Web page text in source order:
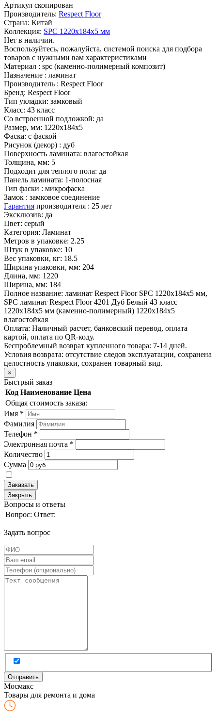
Артикул скопирован
Производитель: Respect Floor
Страна: Китай
Коллекция: SPC 1220х184х5 мм
Нет в наличии.
Воспользуйтесь, пожалуйста, системой поиска для подбора
товаров с нужными вам характеристиками
Материал : spc (каменно-полимерный композит)
Назначение : ламинат
Производитель : Respect Floor
Бренд: Respect Floor
Тип укладки: замковый
Класс: 43 класс
Со встроенной подложкой: да
Размер, мм: 1220х184х5
Фаска: с фаской
Рисунок (декор) : дуб
Поверхность ламината: влагостойкая
Толщина, мм: 5
Подходит для теплого пола: да
Панель ламината: 1-полосная
Тип фаски : микрофаска
Замок : замковое соединение
Гарантия производителя : 25 лет
Эксклюзив: да
Цвет: серый
Категория: Ламинат
Метров в упаковке: 2.25
Штук в упаковке: 10
Вес упаковки, кг: 18.5
Ширина упаковки, мм: 204
Длина, мм: 1220
Ширина, мм: 184
Полное название: ламинат Respect Floor SPC 1220х184х5 мм,
SPC ламинат Respect Floor 4201 Дуб Белый 43 класс
1220х184х5 мм (каменно-полимерный) 1220х184х5
влагостойкая
Оплата: Наличный расчет, банковский перевод, оплата
картой, оплата по QR-коду.
Беспроблемный возврат купленного товара: 7-14 дней.
Условия возврата: отсутствие следов эксплуатации, сохранена
целостность упаковки, сохранен товарный вид.
×
Быстрый заказ
Код Наименование Цена
Общая стоимость заказа:
Имя *
Фамилия
Телефон *
Электронная почта *
Количество
Сумма
Заказать
Закрыть
Вопросы и ответы
Вопрос: Ответ:
Задать вопрос
Мосмакс
Товары для ремонта и дома